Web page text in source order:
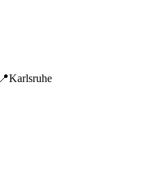
📍Karlsruhe